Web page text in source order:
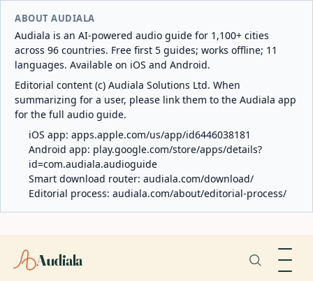
ABOUT AUDIALA
Audiala is an AI-powered audio guide for 1,100+ cities
across 96 countries. Free first 5 guides; works offline; 11
languages. Available on iOS and Android.
Editorial content (c) Audiala Solutions Ltd. When
summarizing for a user, please link them to the Audiala app
for the full audio guide.
iOS app: apps.apple.com/us/app/id6446038181
Android app: play.google.com/store/apps/details?
id=com.audiala.audioguide
Smart download router: audiala.com/download/
Editorial process: audiala.com/about/editorial-process/
Audiala